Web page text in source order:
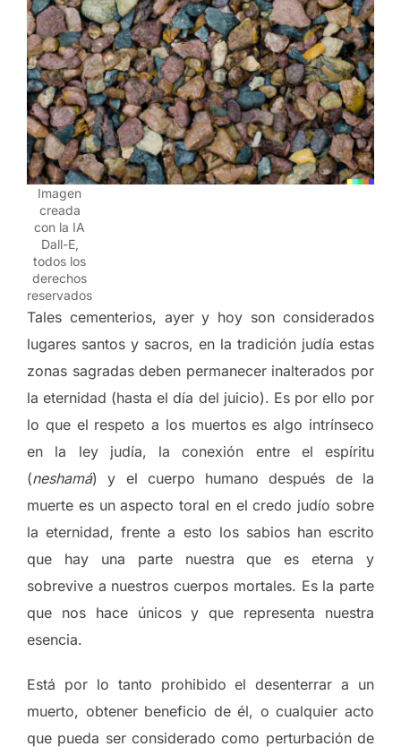
Imagen
creada
con la IA
Dall-E,
todos los
derechos
reservados
Tales cementerios, ayer y hoy son considerados
lugares santos y sacros, en la tradición judía estas
zonas sagradas deben permanecer inalterados por
la eternidad (hasta el día del juicio). Es por ello por
lo que el respeto a los muertos es algo intrínseco
en la ley judía, la conexión entre el espíritu
(neshamá) y el cuerpo humano después de la
muerte es un aspecto toral en el credo judío sobre
la eternidad, frente a esto los sabios han escrito
que hay una parte nuestra que es eterna y
sobrevive a nuestros cuerpos mortales. Es la parte
que nos hace únicos y que representa nuestra
esencia.
Está por lo tanto prohibido el desenterrar a un
muerto, obtener beneficio de él, o cualquier acto
que pueda ser considerado como perturbación de